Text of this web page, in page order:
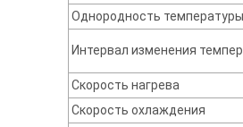
Однородность температуры
Интервал изменения
Скорость нагрева
Cкорость охлаждения